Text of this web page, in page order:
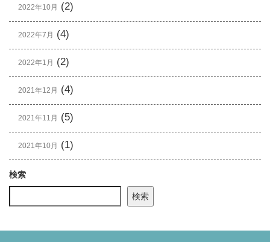
2022年10月 (2)
2022年7月 (4)
2022年1月 (2)
2021年12月 (4)
2021年11月 (5)
2021年10月 (1)
検索
検索